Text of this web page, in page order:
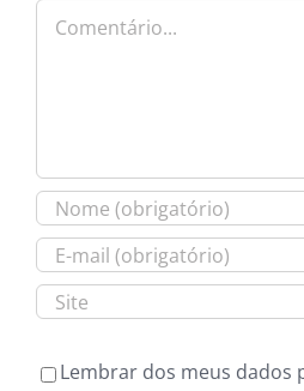
Comentário
Lembrar dos meus dados